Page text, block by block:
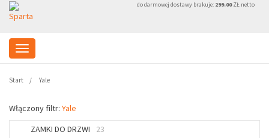
do darmowej dostawy brakuje: 299.00ZŁ netto
Start Yale
Włączony filtr: Yale
ZAMKI DO DRZWI
23